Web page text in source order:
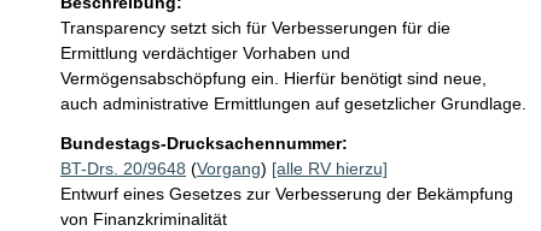
Transparency setzt sich für Verbesserungen für die
Ermittlung verdächtiger Vorhaben und
Vermögensabschöpfung ein. Hierfür benötigt sind neue,
auch administrative Ermittlungen auf gesetzlicher Grundlage.
Bundestags-Drucksachennummer:
BT-Drs. 20/9648 (Vorgang) [alle RV hierzu]
Entwurf eines Gesetzes zur Verbesserung der Bekämpfung
von Finanzkriminalität